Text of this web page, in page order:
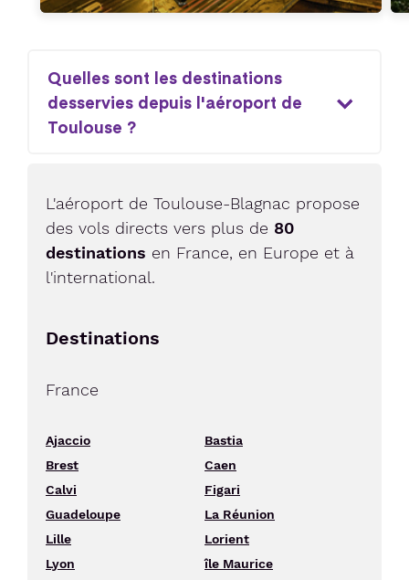
Quelles sont les destinations
desservies depuis l'aéroport de
Toulouse ?
L'aéroport de Toulouse-Blagnac propose
des vols directs vers plus de 80
destinations en France, en Europe et à
l'international.
Destinations
France
Ajaccio
Bastia
Brest
Caen
Calvi
Figari
Guadeloupe
La Réunion
Lille
Lorient
Lyon
île Maurice